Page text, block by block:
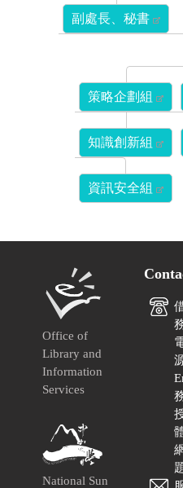
副處長、秘書
策略企劃組
知識創新組
資訊安全組
Office of
Library and
Information
Services
National Sun